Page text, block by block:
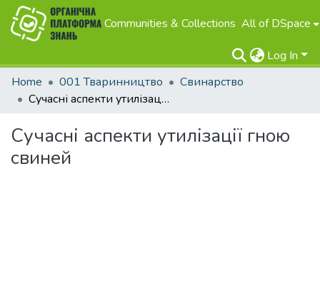
Communities & Collections All of DSpace
Log In
Home
001 Тваринництво
Свинарство
Сучасні аспекти утилізації гною свиней
Сучасні аспекти утилізації гною
свиней